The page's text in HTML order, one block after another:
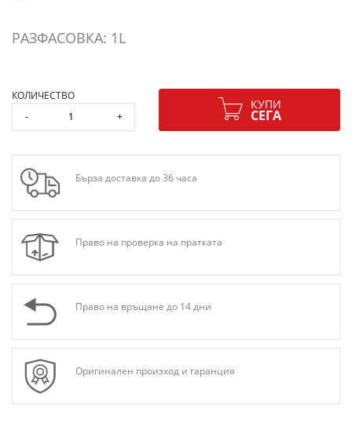
РАЗФАСОВКА: 1L
КОЛИЧЕСТВО
-
+
КУПИ
СЕГА
Бърза доставка до 36 часа
Право на проверка на пратката
Право на връщане до 14 дни
Оригинален произход и гаранция